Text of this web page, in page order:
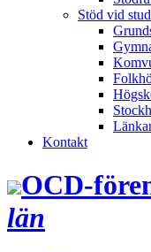
Stöd vid
Kontakt
län